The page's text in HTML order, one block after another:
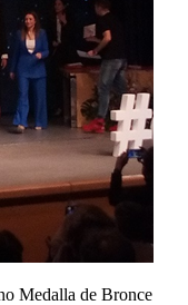
Medalla de Bronce